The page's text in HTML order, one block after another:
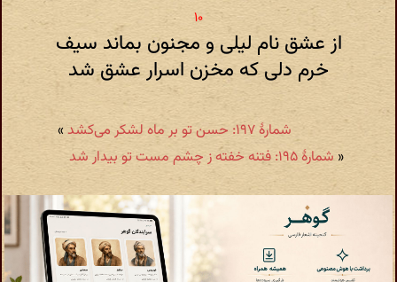
از عشق نام لیلی و مجنون بماند سیف
خرم دلی که مخزن اسرار عشق شد
شمارهٔ ۱۹۷: حسن تو بر ماه لشکر می‌کشد
»
« شمارهٔ ۱۹۵: فتنه خفته ز چشم مست تو بیدار شد